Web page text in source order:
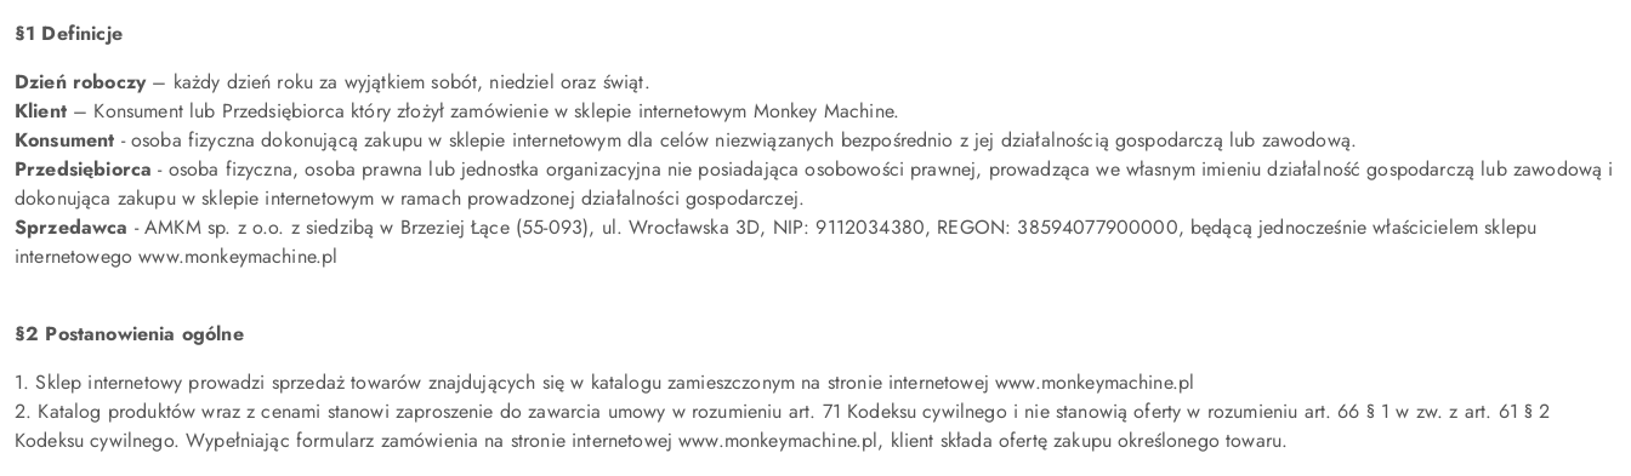
§1 Definicje
Dzień roboczy– każdy dzień roku za wyjątkiem sobót, niedziel oraz świąt.
Klient– Konsument lub Przedsiębiorca który złożył zamówienie w sklepie internetowym Monkey Machine.
Konsument - osoba fizyczna dokonującą zakupu w sklepie internetowym dla celów niezwiązanych bezpośrednio z jej działalnością gospodarczą lub zawodową.
Przedsiębiorca - osoba fizyczna, osoba prawna lub jednostka organizacyjna nie posiadająca osobowości prawnej, prowadząca we własnym imieniu działalność gospodarczą lub zawodową i
dokonująca zakupu w sklepie internetowym w ramach prowadzonej działalności gospodarczej.
Sprzedawca - AMKM sp. z o.o. z siedzibą w Brzeziej Łące (55-093), ul. Wrocławska 3D, NIP: 9112034380, REGON: 38594077900000, będącą jednocześnie właścicielem sklepu
internetowego www.monkeymachine.pl
§2 Postanowienia ogólne
1. Sklep internetowy prowadzi sprzedaż towarów znajdujących się w katalogu zamieszczonym na stronie internetowej www.monkeymachine.pl
2. Katalog produktów wraz z cenami stanowi zaproszenie do zawarcia umowy w rozumieniu art. 71 Kodeksu cywilnego i nie stanowią oferty w rozumieniu art. 66 § 1 w zw. z art. 61 § 2
Kodeksu cywilnego. Wypełniając formularz zamówienia na stronie internetowej www.monkeymachine.pl, klient składa ofertę zakupu określonego towaru.